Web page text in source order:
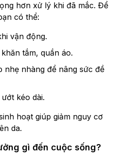
hơn xử lý khi đã mắc. Để
có thể:
vận động.
tắm, quần áo.
nhẹ nhàng để nâng sức đề
kéo dài.
hoạt giúp giảm nguy cơ
da.
gì đến cuộc sống?